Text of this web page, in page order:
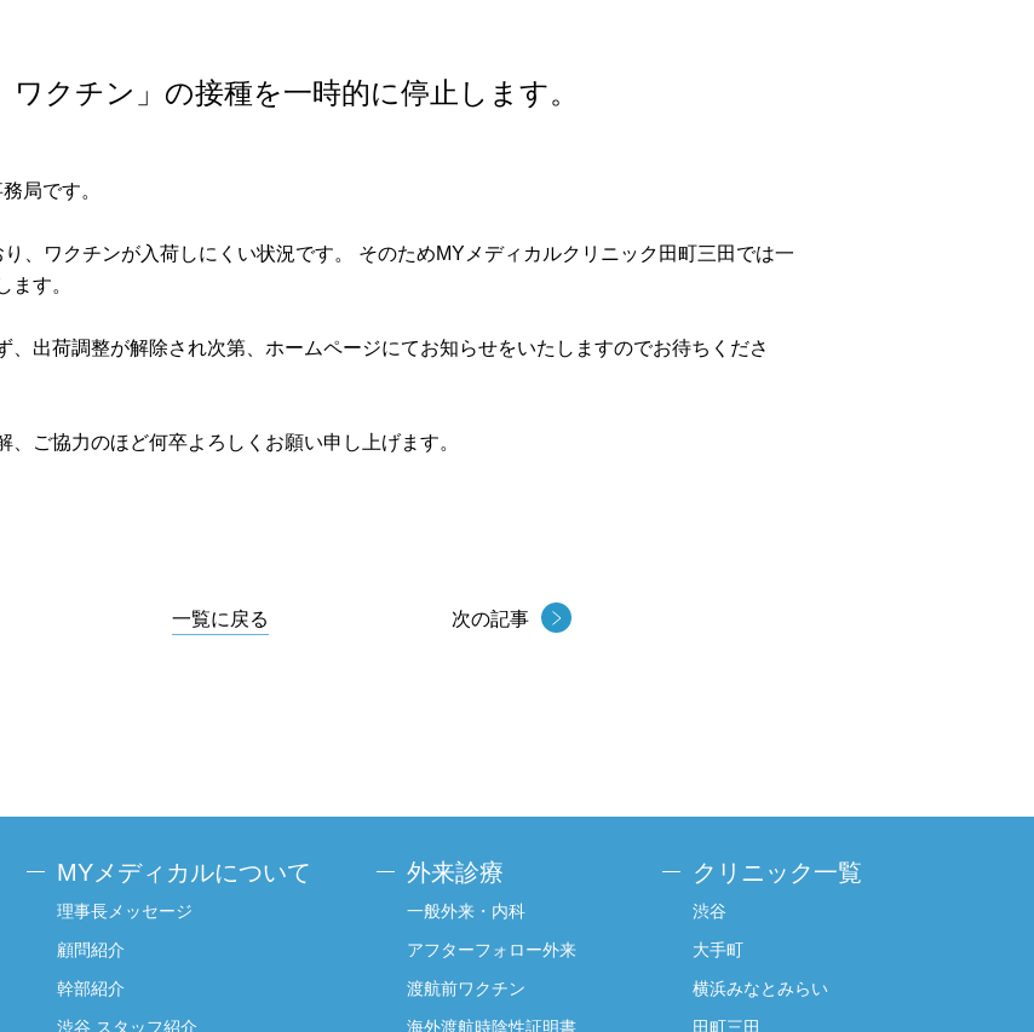
ワクチン」の接種を一時的に停止します。
局です。
、ワクチンが入荷しにくい状況です。 そのためMYメディカルクリニック田町三田では一
ます。
、出荷調整が解除され次第、ホームページにてお知らせをいたしますのでお待ちくださ
ご協力のほど何卒よろしくお願い申し上げます。
一覧に戻る 次の記事
MYメディカルについて
理事長メッセージ
顧問紹介
幹部紹介
渋谷 スタッフ紹介
外来診療
一般外来・内科
アフターフォロー外来
渡航前ワクチン
海外渡航時陰性証明書
クリニック一覧
渋谷
大手町
横浜みなとみらい
田町三田